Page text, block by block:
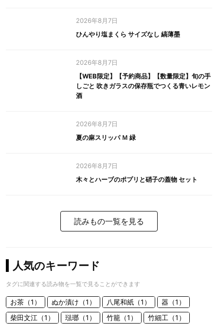
2026年8月7日
ひんやり塩まくら サイズなし 縞薄墨
2026年8月7日
【WEB限定】【予約商品】【数量限定】旬の手
しごと 吹きガラスの保存瓶でつくる青いレモン
酒
2026年8月7日
夏の麻スリッパ Ｍ 緑
2026年8月7日
木々とハーブのポプリと硝子の蓋物 セット
読みもの一覧を見る
人気のキーワード
タグに関連する読み物を一覧で見ることができます
お茶（1） ぬか漬け（1） 八尾和紙（1）
器（1）
柴田文江（1）
琺瑯（1） 竹籠（1） 竹細工（1）